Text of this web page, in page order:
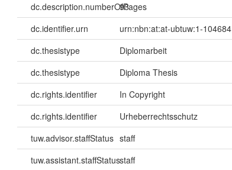
dc.description.numberOfPages
93
dc.identifier.urn
urn:nbn:at:at-ubtuw:1-104684
dc.thesistype
Diplomarbeit
dc.thesistype
Diploma Thesis
dc.rights.identifier
In Copyright
dc.rights.identifier
Urheberrechtsschutz
tuw.advisor.staffStatus staff
tuw.assistant.staffStatusstaff